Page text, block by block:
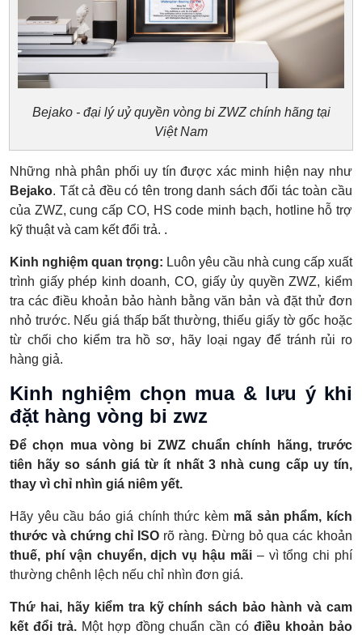
Bejako - đại lý uỷ quyền vòng bi ZWZ chính hãng tại
Việt Nam
Những nhà phân phối uy tín được xác minh hiện nay như
Bejako. Tất cả đều có tên trong danh sách đối tác toàn cầu
của ZWZ, cung cấp CO, HS code minh bạch, hotline hỗ trợ
kỹ thuật và cam kết đổi trả. .
Kinh nghiệm quan trọng: Luôn yêu cầu nhà cung cấp xuất
trình giấy phép kinh doanh, CO, giấy ủy quyền ZWZ, kiểm
tra các điều khoản bảo hành bằng văn bản và đặt thử đơn
nhỏ trước. Nếu giá thấp bất thường, thiếu giấy tờ gốc hoặc
từ chối cho kiểm tra hồ sơ, hãy loại ngay để tránh rủi ro
hàng giả.
Kinh nghiệm chọn mua & lưu ý khi
đặt hàng vòng bi zwz
Để chọn mua vòng bi ZWZ chuẩn chính hãng, trước
tiên hãy so sánh giá từ ít nhất 3 nhà cung cấp uy tín,
thay vì chỉ nhìn giá niêm yết.
Hãy yêu cầu báo giá chính thức kèm mã sản phẩm, kích
thước và chứng chỉ ISO rõ ràng. Đừng bỏ qua các khoản
thuế, phí vận chuyển, dịch vụ hậu mãi– vì tổng chi phí
thường chênh lệch nếu chỉ nhìn đơn giá.
Thứ hai, hãy kiểm tra kỹ chính sách bảo hành và cam
kết đổi trả.Một hợp đồng chuẩn cần cóđiều khoản bảo